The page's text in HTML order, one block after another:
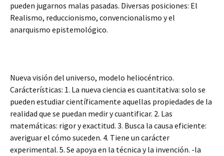
pueden jugarnos malas pasadas. Diversas posiciones: El
Realismo, reduccionismo, convencionalismo y el
anarquismo epistemológico.
Nueva visión del universo, modelo heliocéntrico.
Carácterísticas: 1. La nueva ciencia es cuantitativa: solo se
pueden estudiar científicamente aquellas propiedades de la
realidad que se puedan medir y cuantificar. 2. Las
matemáticas: rigor y exactitud. 3. Busca la causa eficiente:
averiguar el cómo suceden. 4. Tiene un carácter
experimental. 5. Se apoya en la técnica y la invención. -la